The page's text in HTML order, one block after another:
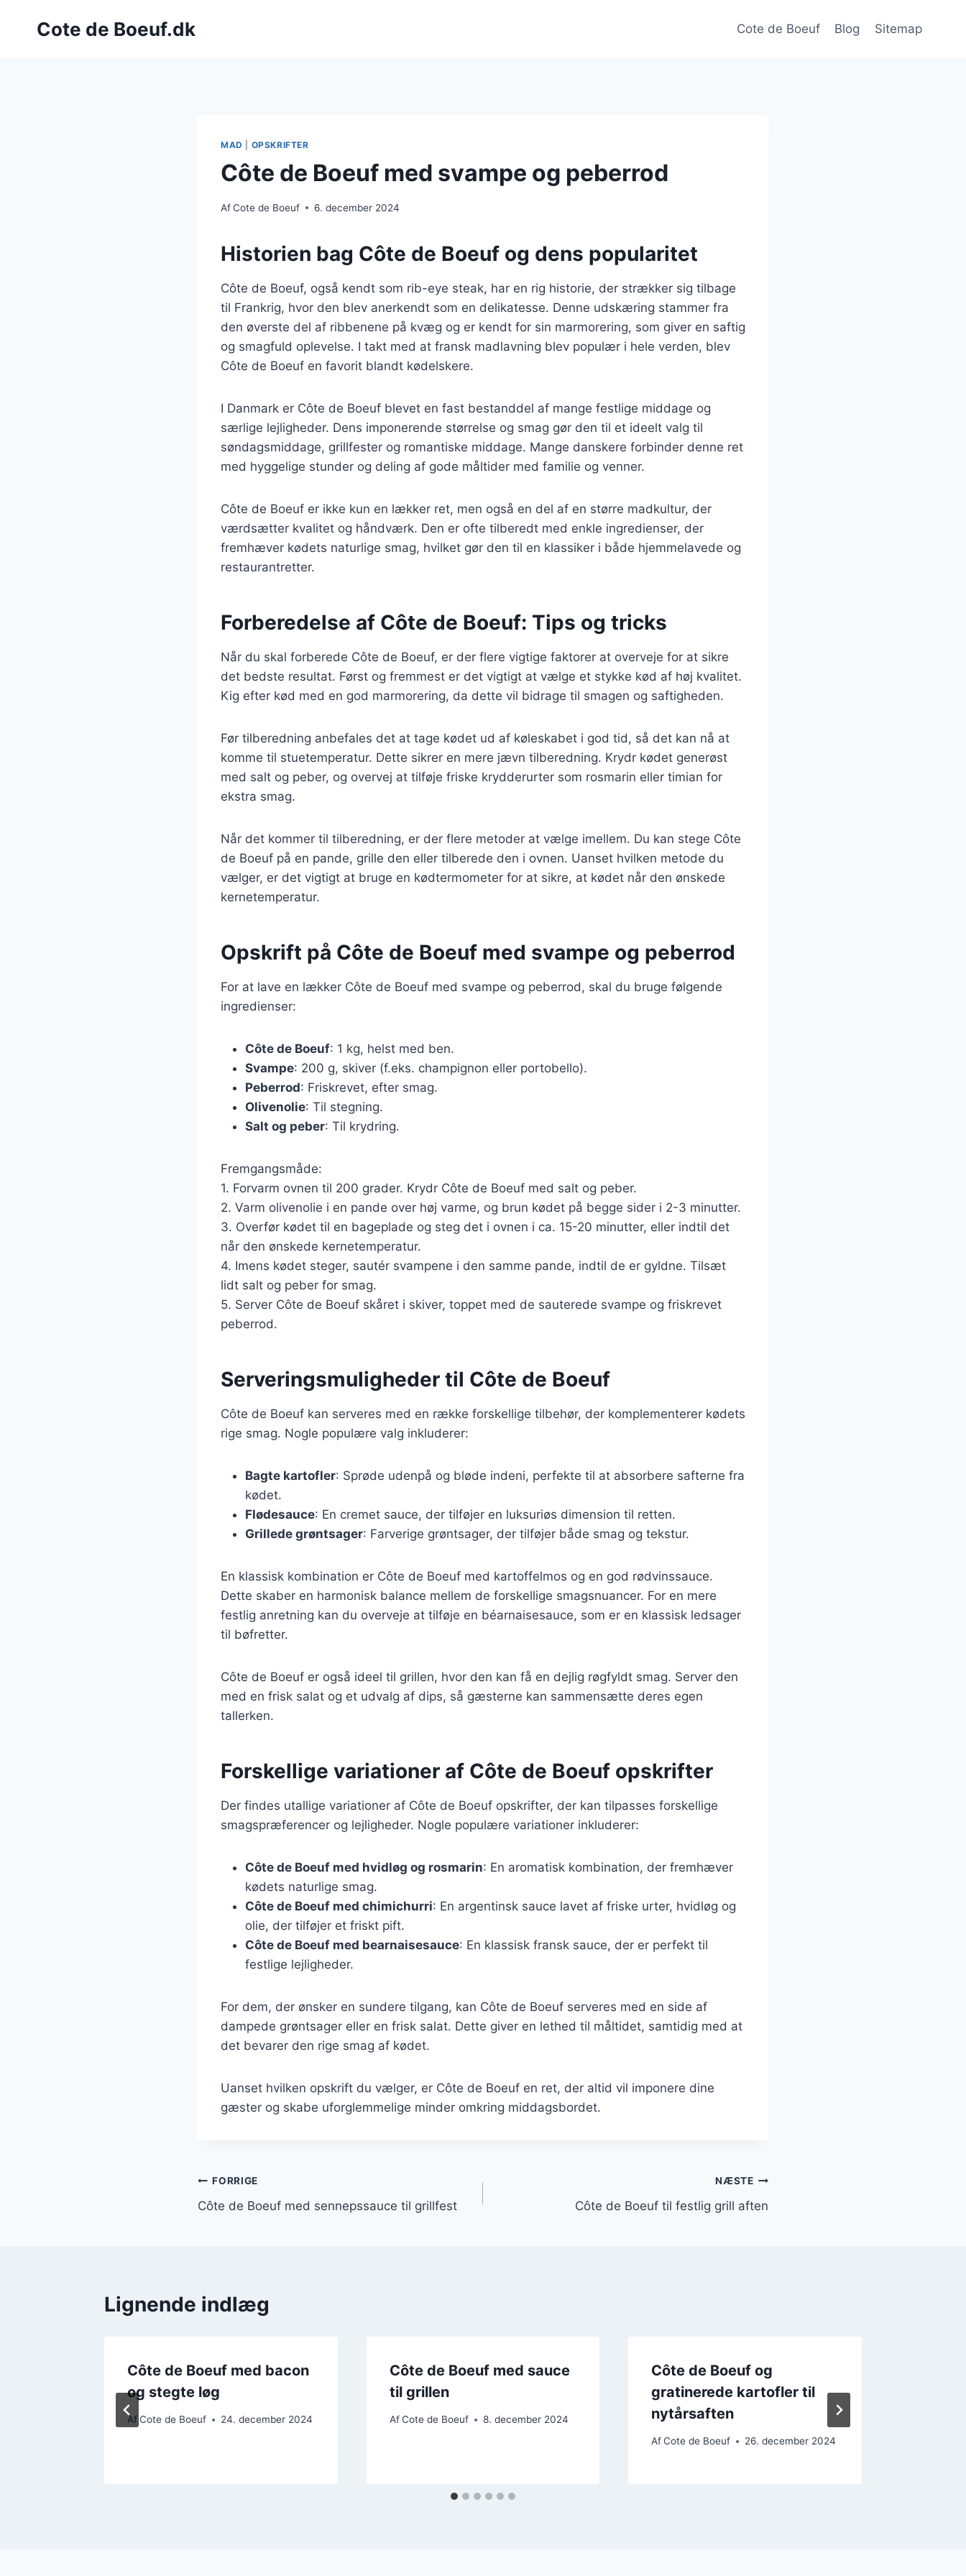
Cote de Boeuf.dk Cote de Boeuf Blog Sitemap
MAD OPSKRIFTER
Côte de Boeuf med svampe og peberrod
AfCote de Boeuf 6. december 2024
Historien bag Côte de Boeuf og dens popularitet
Côte de Boeuf, også kendt som rib-eye steak, har en rig historie, der strækker sig tilbage
til Frankrig, hvor den blev anerkendt som en delikatesse. Denne udskæring stammer fra
den øverste del af ribbenene på kvæg og er kendt for sin marmorering, som giver en saftig
og smagfuld oplevelse. I takt med at fransk madlavning blev populær i hele verden, blev
Côte de Boeuf en favorit blandt kødelskere.
I Danmark er Côte de Boeuf blevet en fast bestanddel af mange festlige middage og
særlige lejligheder. Dens imponerende størrelse og smag gør den til et ideelt valg til
søndagsmiddage, grillfester og romantiske middage. Mange danskere forbinder denne ret
med hyggelige stunder og deling af gode måltider med familie og venner.
Côte de Boeuf er ikke kun en lækker ret, men også en del af en større madkultur, der
værdsætter kvalitet og håndværk. Den er ofte tilberedt med enkle ingredienser, der
fremhæver kødets naturlige smag, hvilket gør den til en klassiker i både hjemmelavede og
restaurantretter.
Forberedelse af Côte de Boeuf: Tips og tricks
Når du skal forberede Côte de Boeuf, er der flere vigtige faktorer at overveje for at sikre
det bedste resultat. Først og fremmest er det vigtigt at vælge et stykke kød af høj kvalitet.
Kig efter kød med en god marmorering, da dette vil bidrage til smagen og saftigheden.
Før tilberedning anbefales det at tage kødet ud af køleskabet i god tid, så det kan nå at
komme til stuetemperatur. Dette sikrer en mere jævn tilberedning. Krydr kødet generøst
med salt og peber, og overvej at tilføje friske krydderurter som rosmarin eller timian for
ekstra smag.
Når det kommer til tilberedning, er der flere metoder at vælge imellem. Du kan stege Côte
de Boeuf på en pande, grille den eller tilberede den i ovnen. Uanset hvilken metode du
vælger, er det vigtigt at bruge en kødtermometer for at sikre, at kødet når den ønskede
kernetemperatur.
Opskrift på Côte de Boeuf med svampe og peberrod
For at lave en lækker Côte de Boeuf med svampe og peberrod, skal du bruge følgende
ingredienser:
Côte de Boeuf: 1 kg, helst med ben.
Svampe: 200 g, skiver (f.eks. champignon eller portobello).
Peberrod: Friskrevet, efter smag.
Olivenolie: Til stegning.
Salt og peber: Til krydring.
Fremgangsmåde:
1. Forvarm ovnen til 200 grader. Krydr Côte de Boeuf med salt og peber.
2. Varm olivenolie i en pande over høj varme, og brun kødet på begge sider i 2-3 minutter.
3. Overfør kødet til en bageplade og steg det i ovnen i ca. 15-20 minutter, eller indtil det
når den ønskede kernetemperatur.
4. Imens kødet steger, sautér svampene i den samme pande, indtil de er gyldne. Tilsæt
lidt salt og peber for smag.
5. Server Côte de Boeuf skåret i skiver, toppet med de sauterede svampe og friskrevet
peberrod.
Serveringsmuligheder til Côte de Boeuf
Côte de Boeuf kan serveres med en række forskellige tilbehør, der komplementerer kødets
rige smag. Nogle populære valg inkluderer:
Bagte kartofler: Sprøde udenpå og bløde indeni, perfekte til at absorbere safterne fra
kødet.
Flødesauce: En cremet sauce, der tilføjer en luksuriøs dimension til retten.
Grillede grøntsager: Farverige grøntsager, der tilføjer både smag og tekstur.
En klassisk kombination er Côte de Boeuf med kartoffelmos og en god rødvinssauce.
Dette skaber en harmonisk balance mellem de forskellige smagsnuancer. For en mere
festlig anretning kan du overveje at tilføje en béarnaisesauce, som er en klassisk ledsager
til bøfretter.
Côte de Boeuf er også ideel til grillen, hvor den kan få en dejlig røgfyldt smag. Server den
med en frisk salat og et udvalg af dips, så gæsterne kan sammensætte deres egen
tallerken.
Forskellige variationer af Côte de Boeuf opskrifter
Der findes utallige variationer af Côte de Boeuf opskrifter, der kan tilpasses forskellige
smagspræferencer og lejligheder. Nogle populære variationer inkluderer:
Côte de Boeuf med hvidløg og rosmarin: En aromatisk kombination, der fremhæver
kødets naturlige smag.
Côte de Boeuf med chimichurri: En argentinsk sauce lavet af friske urter, hvidløg og
olie, der tilføjer et friskt pift.
Côte de Boeuf med bearnaisesauce: En klassisk fransk sauce, der er perfekt til
festlige lejligheder.
For dem, der ønsker en sundere tilgang, kan Côte de Boeuf serveres med en side af
dampede grøntsager eller en frisk salat. Dette giver en lethed til måltidet, samtidig med at
det bevarer den rige smag af kødet.
Uanset hvilken opskrift du vælger, er Côte de Boeuf en ret, der altid vil imponere dine
gæster og skabe uforglemmelige minder omkring middagsbordet.
Indlægsnavigation
FORRIGE
Côte de Boeuf med sennepssauce til grillfest
NÆSTE
Côte de Boeuf til festlig grill aften
Lignende indlæg
Côte de Boeuf med bacon
og stegte løg
AfCote de Boeuf 24. december 2024
Côte de Boeuf med sauce
til grillen
Af Cote de Boeuf 8. december 2024
Côte de Boeuf og
gratinerede kartofler til
nytårsaften
Af Cote de Boeuf 26. december 2024